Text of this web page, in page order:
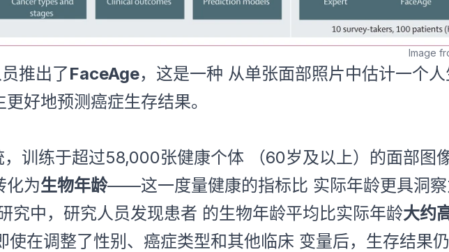
Image
推出了FaceAge，这是一种 从单张面部照片中估计一个
好地预测癌症生存结果。
训练于超过58,000张健康个体 （60岁及以上）的面部图
化为生物年龄——这一度量健康的指标比 实际年龄更具洞察
究中，研究人员发现患者 的生物年龄平均比实际年龄大约
在调整了性别、癌症类型和其他临床 变量后，生存结果